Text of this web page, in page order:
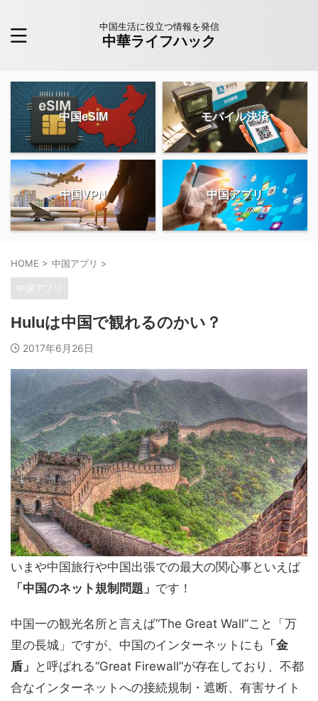
中国生活に役立つ情報を発信
中華ライフハック
中国eSIM モバイル決済
中国VPN 中国アプリ
HOME > 中国アプリ >
中国アプリ
Huluは中国で観れるのかい？
2017年6月26日
いまや中国旅行や中国出張での最大の関心事といえば
「中国のネット規制問題」 です！
中国一の観光名所と言えば“The Great Wall”こと「万
里の長城」ですが、中国のインターネットにも 「金
盾」 と呼ばれる“Great Firewall”が存在しており、不都
合なインターネットへの接続規制・遮断、有害サイト